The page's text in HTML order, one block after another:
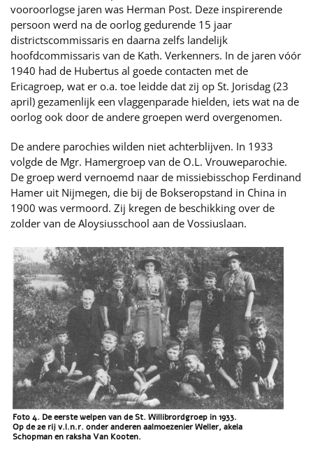
vooroorlogse jaren was Herman Post. Deze inspirerende
persoon werd na de oorlog gedurende 15 jaar
districtscommissaris en daarna zelfs landelijk
hoofdcommissaris van de Kath. Verkenners. In de jaren vóór
1940 had de Hubertus al goede contacten met de
Ericagroep, wat er o.a. toe leidde dat zij op St. Jorisdag (23
april) gezamenlijk een vlaggenparade hielden, iets wat na de
oorlog ook door de andere groepen werd overgenomen.
De andere parochies wilden niet achterblijven. In 1933
volgde de Mgr. Hamergroep van de O.L. Vrouweparochie.
De groep werd vernoemd naar de missiebisschop Ferdinand
Hamer uit Nijmegen, die bij de Bokseropstand in China in
1900 was vermoord. Zij kregen de beschikking over de
zolder van de Aloysiusschool aan de Vossiuslaan.
Foto 4. De eerste welpen van de St. Willibrordgroep in 1933.
Op de 2e rij v.l.n.r. onder anderen aalmoezenier Weller, akela
Schopman en raksha Van Kooten.